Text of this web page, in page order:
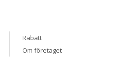
Rabatt
Om företaget